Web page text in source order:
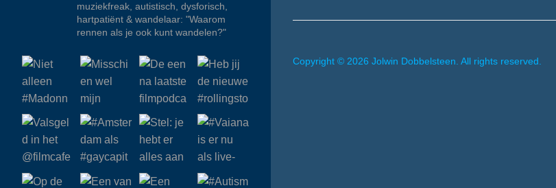
muziekfreak, autistisch, dysforisch,
hartpatiënt & wandelaar: "Waarom
rennen als je ook kunt wandelen?"
Copyright © 2026 Jolwin Dobbelsteen. All rights reserved.